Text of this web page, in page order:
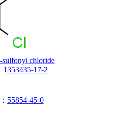
sulfonyl chloride
1353435-17-2
55854-45-0